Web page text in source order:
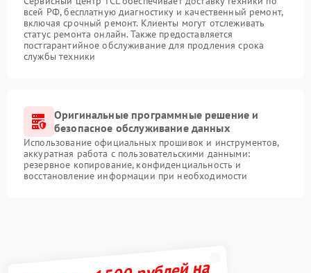
всей РФ, бесплатную диагностику и качественный ремонт,
включая срочный ремонт. Клиенты могут отслеживать
статус ремонта онлайн. Также предоставляется
постгарантийное обслуживание для продления срока
службы техники
Оригинальные программные решение и
безопасное обслуживание данных
Использование официальных прошивок и инструментов,
аккуратная работа с пользовательскими данными:
резервное копирование, конфиденциальность и
восстановление информации при необходимости